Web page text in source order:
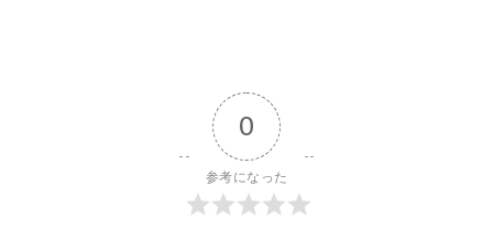
0
参考になった